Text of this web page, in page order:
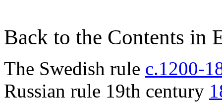
Back to the Contents in
The Swedish rule c.1200-
Russian rule 19th century